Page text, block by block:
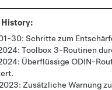
30: Schritte zum
Toolbox 3-Routinen
Überflüssige ODIN-
Zusätzliche Warnung